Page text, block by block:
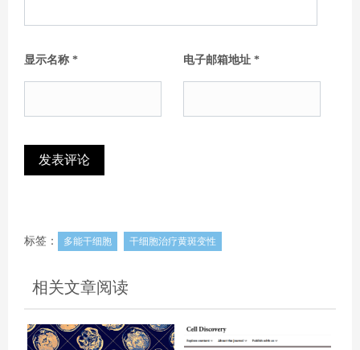
显示名称 * 电子邮箱地址 *
标签： 多能干细胞 干细胞治疗黄斑变性
相关文章阅读